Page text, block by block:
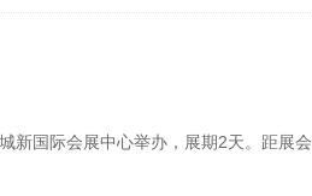
新国际会展中心举办，展期2天。距展会